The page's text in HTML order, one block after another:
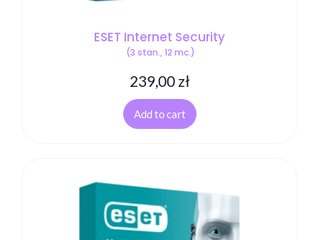
ESET Internet Security
(3 stan., 12 mc.)
239,00 zł
Add to cart